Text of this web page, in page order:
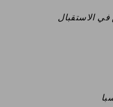
الاستقبال